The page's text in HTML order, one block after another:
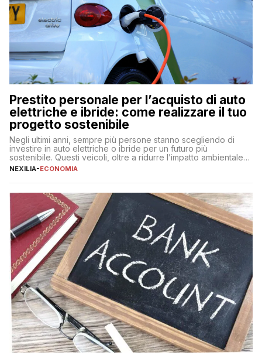
Prestito personale per l’acquisto di auto
elettriche e ibride: come realizzare il tuo
progetto sostenibile
Negli ultimi anni, sempre più persone stanno scegliendo di
investire in auto elettriche o ibride per un futuro più
sostenibile. Questi veicoli, oltre a ridurre l’impatto ambientale,
offrono vantaggi economici a lungo termine, come minori costi
fare se non […]
NEXILIA-ECONOMIA